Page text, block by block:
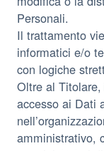
Personali.
Il trattamento
informatici e/o
con logiche
Oltre al
accesso ai Dati
amministrativo,